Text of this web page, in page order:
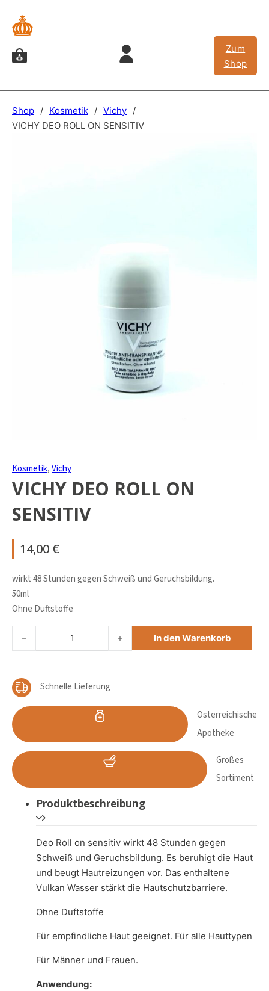
Zum
Shop
Shop / Kosmetik / Vichy /
VICHY DEO ROLL ON SENSITIV
Kosmetik,Vichy
VICHY DEO ROLL ON
SENSITIV
14,00 €
wirkt 48 Stunden gegen Schweiß und Geruchsbildung.
50ml
Ohne Duftstoffe
VICHY DEO ROLL ON SENSITIV MengeIn den Warenkorb
Schnelle Lieferung
Österreichische
Apotheke
Großes
Sortiment
Produktbeschreibung
Deo Roll on sensitiv wirkt 48 Stunden gegen
Schweiß und Geruchsbildung. Es beruhigt die Haut
und beugt Hautreizungen vor. Das enthaltene
Vulkan Wasser stärkt die Hautschutzbarriere.
Ohne Duftstoffe
Für empfindliche Haut geeignet. Für alle Hauttypen
Für Männer und Frauen.
Anwendung: